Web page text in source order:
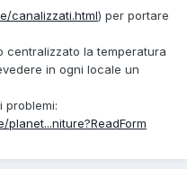
canalizzati.html) per portare
centralizzato la temperatura
in ogni locale un
problemi: